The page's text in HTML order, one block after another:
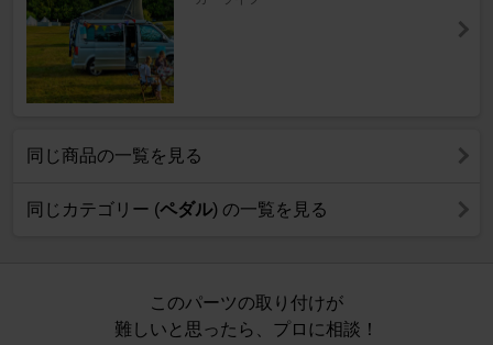
同じ商品の一覧を見る
同じカテゴリー (ペダル) の一覧を見る
このパーツの取り付けが
難しいと思ったら、プロに相談！